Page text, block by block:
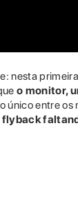
nesta
o monitor,
único entre os
flyback